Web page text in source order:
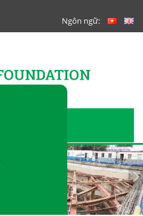
Ngôn ngữ: